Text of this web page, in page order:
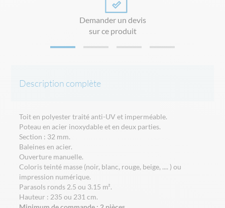
Demander un devis
sur ce produit
Description complète
Toit en polyester traité anti-UV et imperméable.
Poteau en acier inoxydable et en deux parties.
Section : 32 mm.
Baleines en acier.
Ouverture manuelle.
Coloris teinté masse (noir, blanc, rouge, beige, .... ) ou
impression numérique.
Parasols ronds 2.5 ou 3.15 m².
Hauteur : 235 ou 231 cm.